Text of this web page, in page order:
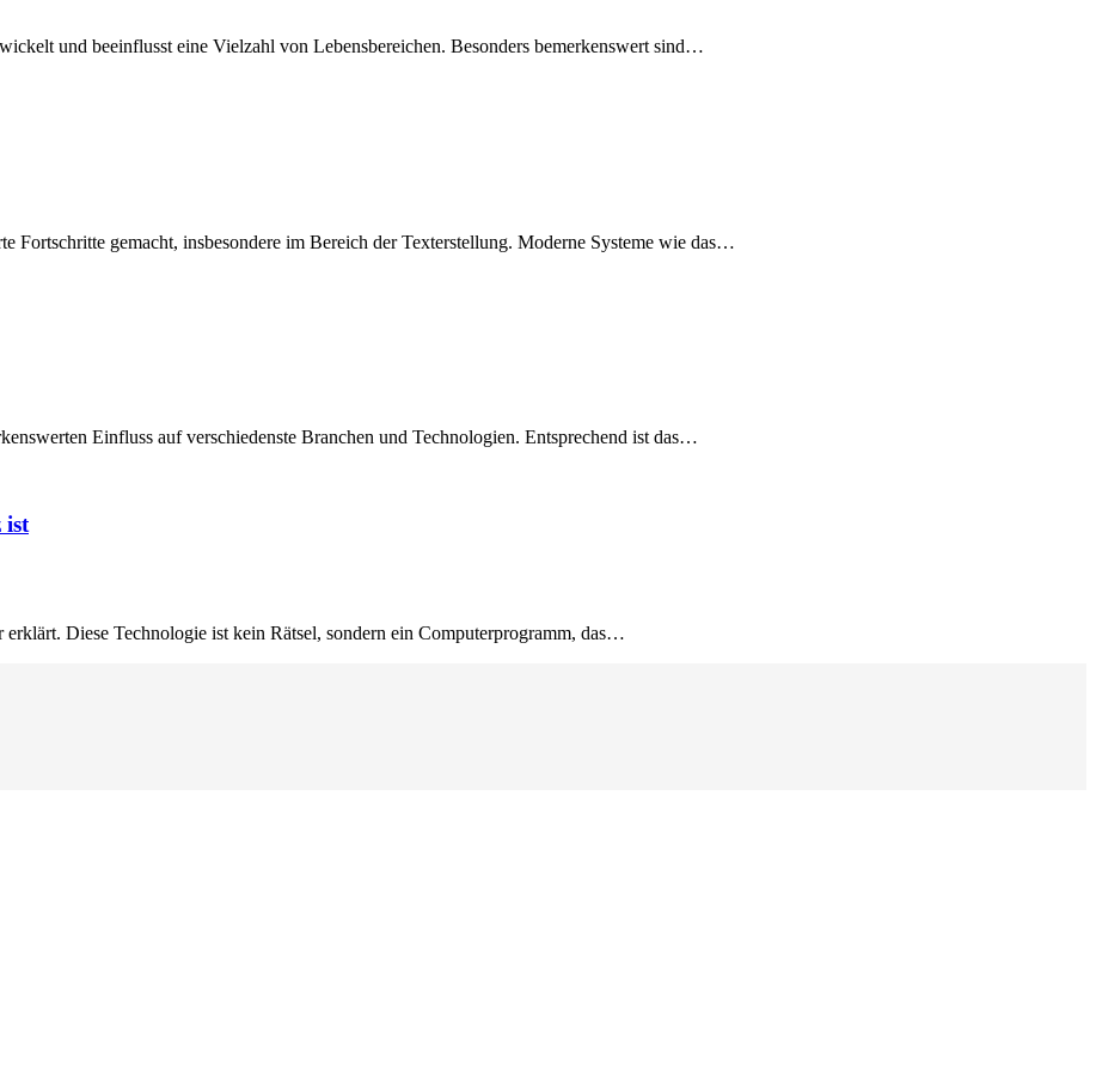
und beeinflusst eine Vielzahl von Lebensbereichen. Besonders bemerkenswert sind…
Fortschritte gemacht, insbesondere im Bereich der Texterstellung. Moderne Systeme wie das…
Einfluss auf verschiedenste Branchen und Technologien. Entsprechend ist das…
ist
Diese Technologie ist kein Rätsel, sondern ein Computerprogramm, das…